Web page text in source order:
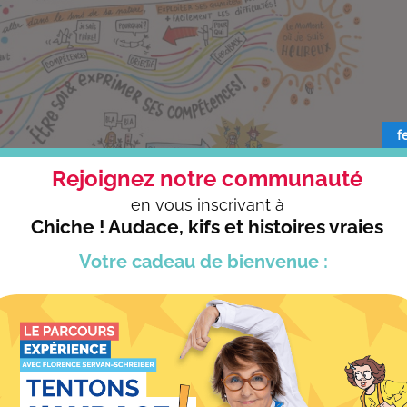
pro-perso, leadership positif, qualité de vie au travail,
nous pour un devis ou des renseignements
Nos autres thèmes d’intervention :
Votre cadeau de bienvenue :
Rejoignez notre communauté
en vous inscrivant à
Chiche ! Audace, kifs et histoires vraies